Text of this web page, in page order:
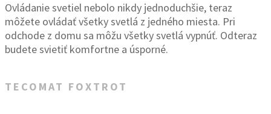
Ovládanie svetiel nebolo nikdy jednoduchšie, teraz
môžete ovládať všetky svetlá z jedného miesta. Pri
odchode z domu sa môžu všetky svetlá vypnúť. Odteraz
budete svietiť komfortne a úsporné.
TECOMAT FOXTROT